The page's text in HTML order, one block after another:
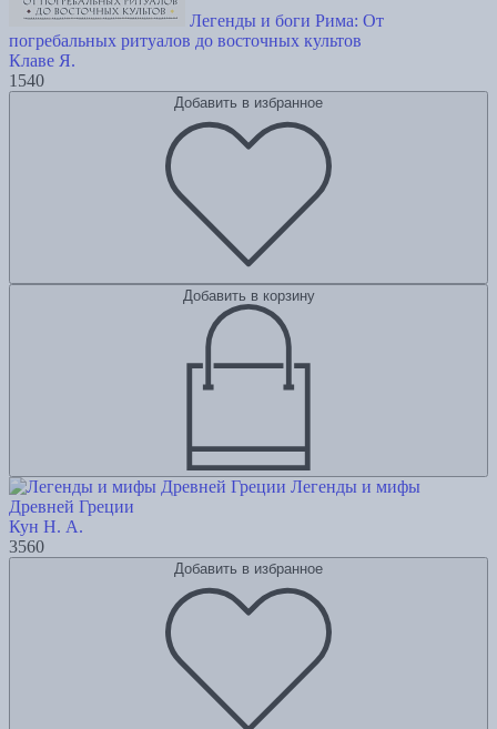
Легенды и боги Рима: От
погребальных ритуалов до восточных культов
Клаве Я.
1540
Добавить в избранное
Добавить в корзину
Легенды и мифы
Древней Греции
Кун Н. А.
3560
Добавить в избранное